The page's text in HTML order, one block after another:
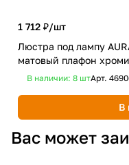
1 712 ₽/шт
Люстра под лампу
матовый плафон
В наличии: 8 штАрт.
В
Вас может